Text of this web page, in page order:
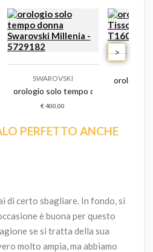
tommy hilfiger - 1782666
SWAROVSKI
orologio solo tempo donna
€ 400,00
orologio
>
PERFETTO ANCHE
di certo sbagliare. In fondo, si
è buona per questo
se si tratta della sua
molto ampia, ma abbiamo